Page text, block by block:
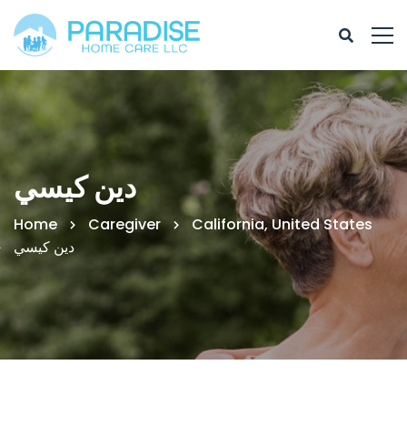
دين كيسي
Home Caregiver
California, United States
دين كيسي